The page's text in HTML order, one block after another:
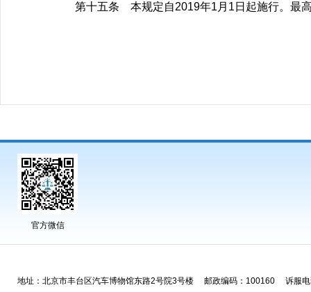
第十五条 本规定自2019年1月1日起施行。最高
官方微信
地址：北京市丰台区汽车博物馆东路2号院3号楼 邮政编码：100160 诉服